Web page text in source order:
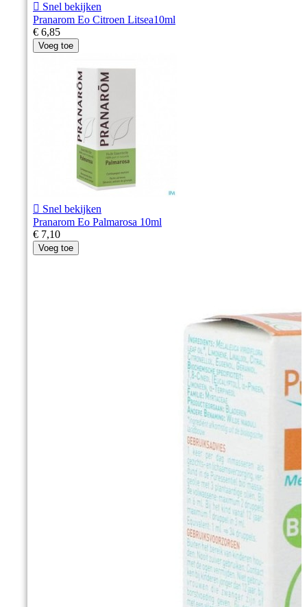
 Snel bekijken
Pranarom Eo Citroen Litsea10ml
€ 6,85
Voeg toe
 Snel bekijken
Pranarom Eo Palmarosa 10ml
€ 7,10
Voeg toe